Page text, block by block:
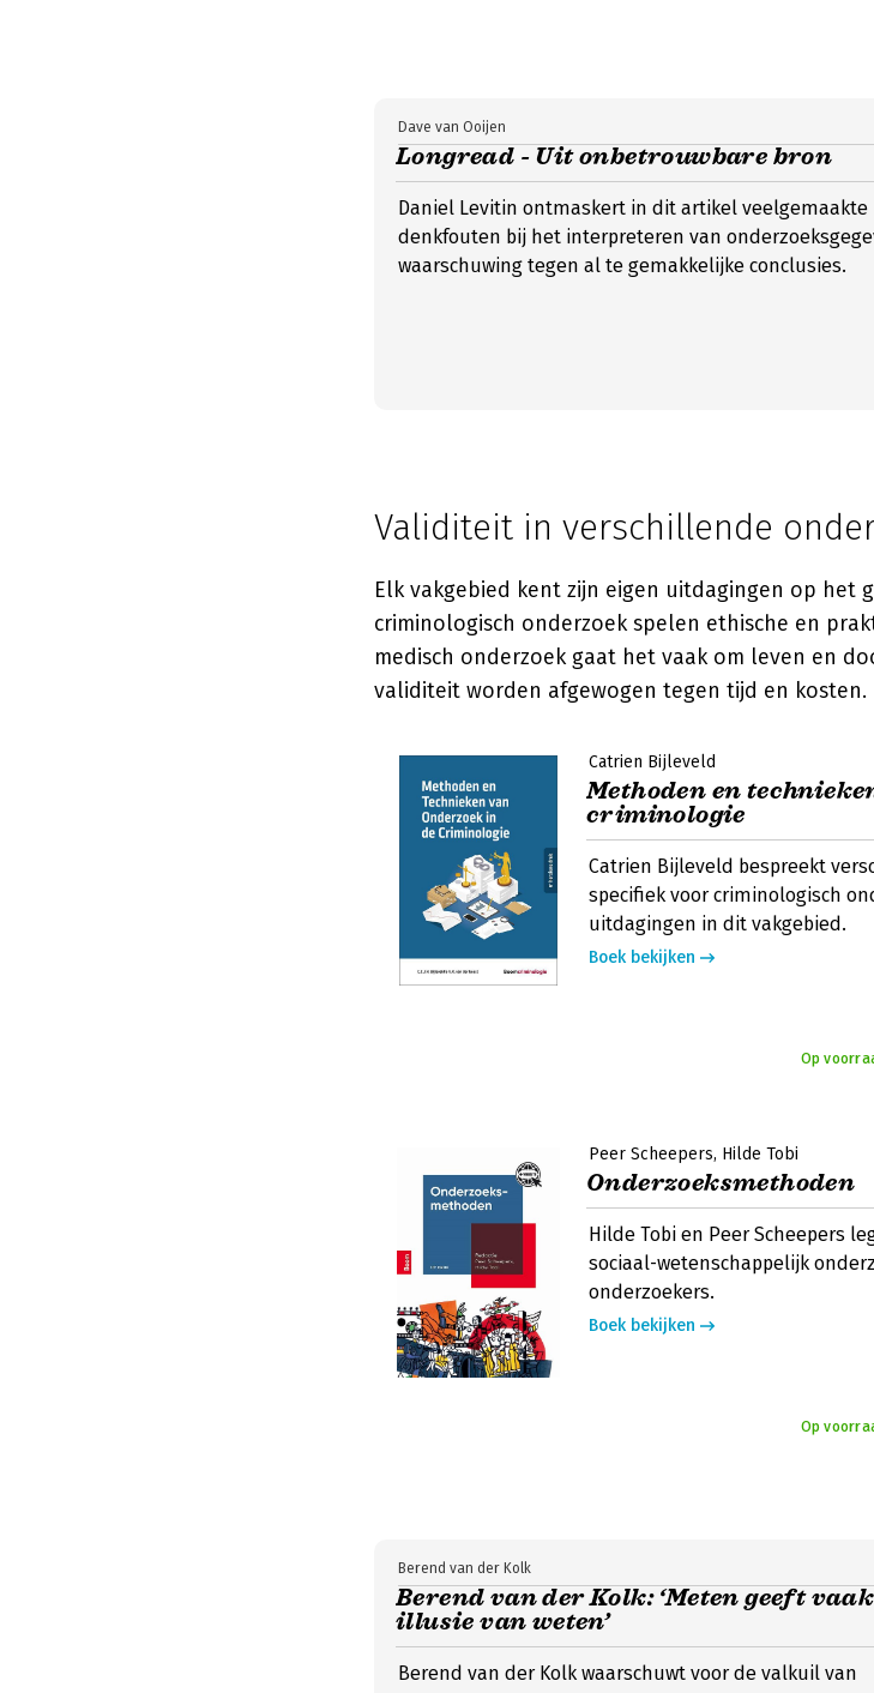
Longread - Uit onbetrouwbare bron
Dave van Ooijen
Daniel Levitin ontmaskert in dit artikel veelgemaakte
denkfouten bij het interpreteren van
waarschuwing tegen al te gemakkelijke conclusies.
Validiteit in verschillende
Elk vakgebied kent zijn eigen uitdagingen op het
criminologisch onderzoek spelen ethische en
medisch onderzoek gaat het vaak om leven en
validiteit worden afgewogen tegen tijd en kosten.
Catrien Bijleveld
Methoden en
criminologie
Catrien Bijleveld bespreekt
specifiek voor criminologisch
uitdagingen in dit vakgebied.
Boek bekijken
Op
Peer Scheepers Hilde Tobi
Onderzoeksmethoden
Hilde Tobi en Peer Scheepers
sociaal-wetenschappelijk
onderzoekers.
Boek bekijken
Op
Berend van der Kolk: ‘Meten geeft
illusie van weten’
Berend van der Kolk
Berend van der Kolk waarschuwt voor de valkuil van